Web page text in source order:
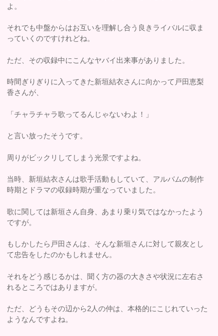
よ。
それでも中盤からはお互いを理解し合う良きライバルに収ま
っていくのですけれどね。
ただ、その収録中にこんなヤバイ出来事がありました。
時間ぎりぎりに入ってきた新垣結衣さんに向かって戸田恵梨
香さんが、
「チャラチャラ歌ってるんじゃないわよ！」
と言い放ったそうです。
周りがビックリしてしまう光景ですよね。
当時、新垣結衣さんは歌手活動もしていて、アルバムの制作
時期とドラマの収録時期が重なっていました。
歌に関しては新垣さん自身、あまり乗り気ではなかったよう
ですが。
もしかしたら戸田さんは、そんな新垣さんに対して親友とし
て忠告をしたのかもしれません。
それをどう感じるかは、聞く方の器の大きさや状況に左右さ
れるところではありますが。
ただ、どうもその辺から2人の仲は、本格的にこじれていった
ようなんですよね。